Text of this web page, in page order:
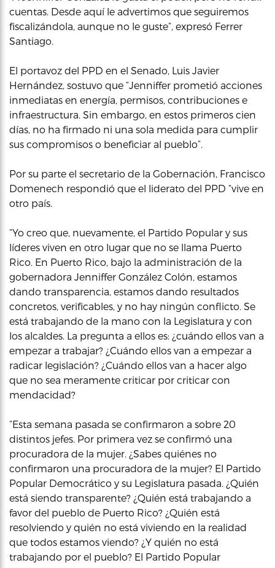
cuentas. Desde aquí le advertimos que seguiremos
fiscalizándola, aunque no le guste”, expresó Ferrer
Santiago.
El portavoz del PPD en el Senado, Luis Javier
Hernández, sostuvo que “Jenniffer prometió acciones
inmediatas en energía, permisos, contribuciones e
infraestructura. Sin embargo, en estos primeros cien
días, no ha firmado ni una sola medida para cumplir
sus compromisos o beneficiar al pueblo”.
Por su parte el secretario de la Gobernación, Francisco
Domenech respondió que el liderato del PPD “vive en
otro país.
“Yo creo que, nuevamente, el Partido Popular y sus
líderes viven en otro lugar que no se llama Puerto
Rico. En Puerto Rico, bajo la administración de la
gobernadora Jenniffer González Colón, estamos
dando transparencia, estamos dando resultados
concretos, verificables, y no hay ningún conflicto. Se
está trabajando de la mano con la Legislatura y con
los alcaldes. La pregunta a ellos es: ¿cuándo ellos van a
empezar a trabajar? ¿Cuándo ellos van a empezar a
radicar legislación? ¿Cuándo ellos van a hacer algo
que no sea meramente criticar por criticar con
mendacidad?
“Esta semana pasada se confirmaron a sobre 20
distintos jefes. Por primera vez se confirmó una
procuradora de la mujer. ¿Sabes quiénes no
confirmaron una procuradora de la mujer? El Partido
Popular Democrático y su Legislatura pasada. ¿Quién
está siendo transparente? ¿Quién está trabajando a
favor del pueblo de Puerto Rico? ¿Quién está
resolviendo y quién no está viviendo en la realidad
que todos estamos viendo? ¿Y quién no está
trabajando por el pueblo? El Partido Popular